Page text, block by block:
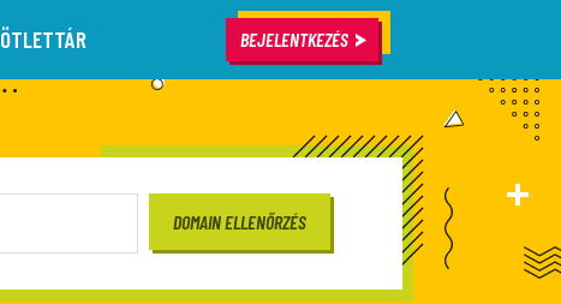
ÖTLETTÁR BEJELENTKEZÉS